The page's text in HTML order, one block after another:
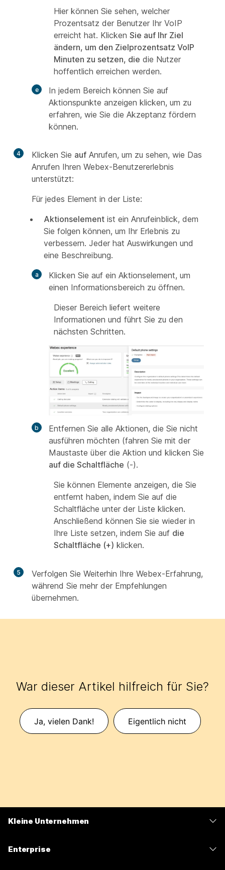
Hier können Sie sehen, welcher
Prozentsatz der Benutzer Ihr VoIP
erreicht hat. Klicken Sie auf Ihr Ziel
ändern, um den Zielprozentsatz VoIP
Minuten zu setzen, die die Nutzer
hoffentlich erreichen werden.
In jedem Bereich können Sie auf
Aktionspunkte anzeigen klicken, um zu
erfahren, wie Sie die Akzeptanz fördern
können.
4 Klicken Sie auf Anrufen, um zu sehen, wie Das
Anrufen Ihren Webex-Benutzererlebnis
unterstützt:
Für jedes Element in der Liste:
Aktionselement ist ein Anrufeinblick, dem
Sie folgen können, um Ihr Erlebnis zu
verbessern. Jeder hat Auswirkungen und
eine Beschreibung.
Klicken Sie auf ein Aktionselement, um
einen Informationsbereich zu öffnen.
Dieser Bereich liefert weitere
Informationen und führt Sie zu den
nächsten Schritten.
Entfernen Sie alle Aktionen, die Sie nicht
ausführen möchten (fahren Sie mit der
Maustaste über die Aktion und klicken Sie
auf die Schaltfläche (-).
Sie können Elemente anzeigen, die Sie
entfernt haben, indem Sie auf die
Schaltfläche unter der Liste klicken.
Anschließend können Sie sie wieder in
Ihre Liste setzen, indem Sie auf die
Schaltfläche (+) klicken.
5
Verfolgen Sie Weiterhin Ihre Webex-Erfahrung,
während Sie mehr der Empfehlungen
übernehmen.
War dieser Artikel hilfreich für Sie?
Ja, vielen Dank! Eigentlich nicht
Kleine Unternehmen
Enterprise